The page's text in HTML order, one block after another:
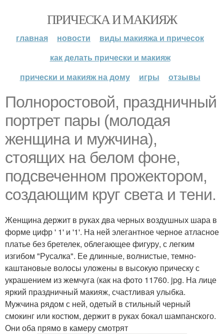
ПРИЧЕСКА И МАКИЯЖ
главная новости
виды макияжа и причесок
как делать прически и макияж
прически и макияж на дому
игры отзывы
Полноростовой, праздничный
портрет пары (молодая
женщина и мужчина),
стоящих на белом фоне,
подсвеченном прожектором,
создающим круг света и тени.
Женщина держит в руках два черных воздушных шара в
форме цифр ' 1' и '1'. На ней элегантное черное атласное
платье без бретелек, облегающее фигуру, с легким
изгибом "Русалка". Ее длинные, волнистые, темно-
каштановые волосы уложены в высокую прическу с
украшением из жемчуга (как на фото 11760. jpg. На лице
яркий праздничный макияж, счастливая улыбка.
Мужчина рядом с ней, одетый в стильный черный
смокинг или костюм, держит в руках бокал шампанского.
Они оба прямо в камеру смотрят